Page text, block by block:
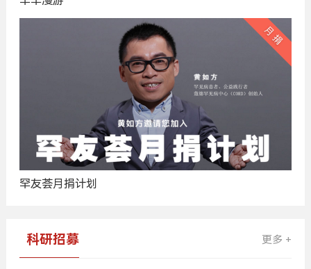
罕友荟月捐计划
科研招募 更多 +